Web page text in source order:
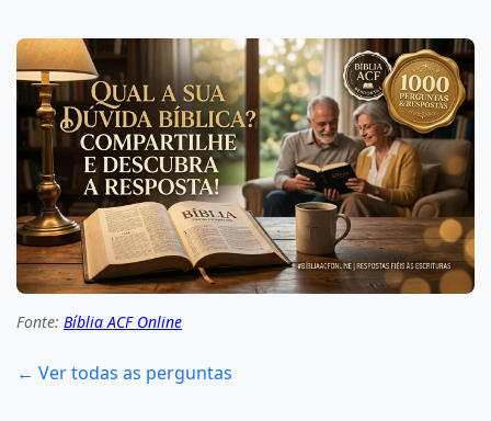
Fonte: Bíblia ACF Online
← Ver todas as perguntas